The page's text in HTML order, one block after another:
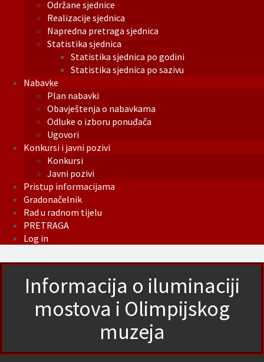
Održane sjednice
Realizacije sjednica
Napredna pretraga sjednica
Statistika sjednica
Statistika sjednica po godini
Statistika sjednica po sazivu
Nabavke
Plan nabavki
Obavještenja o nabavkama
Odluke o izboru ponuđača
Ugovori
Konkursi i javni pozivi
Konkursi
Javni pozivi
Pristup informacijama
Gradonačelnik
Rad u radnom tijelu
PRETRAGA
Log in
Informacija o iluminaciji
mostova i Olimpijskog
muzeja